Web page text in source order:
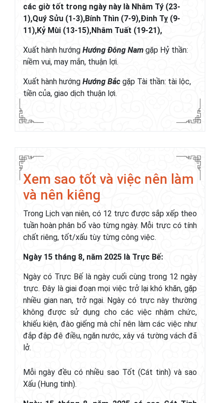
các giờ tốt trong ngày này là Nhâm Tý (23-
1),Quý Sửu (1-3),Bính Thìn (7-9),Đinh Tỵ (9-
11),Kỷ Mùi (13-15),Nhâm Tuất (19-21),
Xuất hành hướng Hướng Đông Nam gặp Hỷ thần:
niềm vui, may mắn, thuận lợi.
Xuất hành hướng Hướng Bắc gặp Tài thần: tài lộc,
tiền của, giao dịch thuận lợi.
Xem sao tốt và việc nên làm
và nên kiêng
Trong Lịch vạn niên, có 12 trực được sắp xếp theo
tuần hoàn phân bổ vào từng ngày. Mỗi trực có tính
chất riêng, tốt/xấu tùy từng công việc.
Ngày 15 tháng 8, năm 2025 là Trực Bế:
Ngày có Trực Bế là ngày cuối cùng trong 12 ngày
trực. Đây là giai đoạn mọi việc trở lại khó khăn, gặp
nhiều gian nan, trở ngại. Ngày có trực này thường
không được sử dụng cho các việc nhậm chức,
khiếu kiện, đào giếng mà chỉ nên làm các việc như
đắp đập đê điều, ngăn nước, xây vá tường vách đã
lở.
Mỗi ngày đều có nhiều sao Tốt (Cát tinh) và sao
Xấu (Hung tinh).